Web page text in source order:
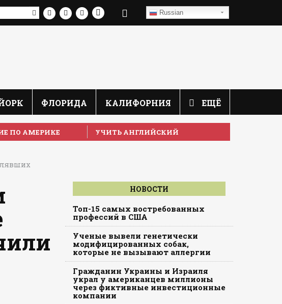
Russian
ФЛОРИДА КАЛИФОРНИЯ ЕЩЁ
ПО АМЕРИКЕ УЧИТЬ АНГЛИЙСКИЙ
НОВОСТИ
Топ-15 самых востребованных
профессий в США
Ученые вывели генетически
модифицированных собак,
которые не вызывают аллергии
Гражданин Украины и Израиля
украл у американцев миллионы
через фиктивные инвестиционные
компании